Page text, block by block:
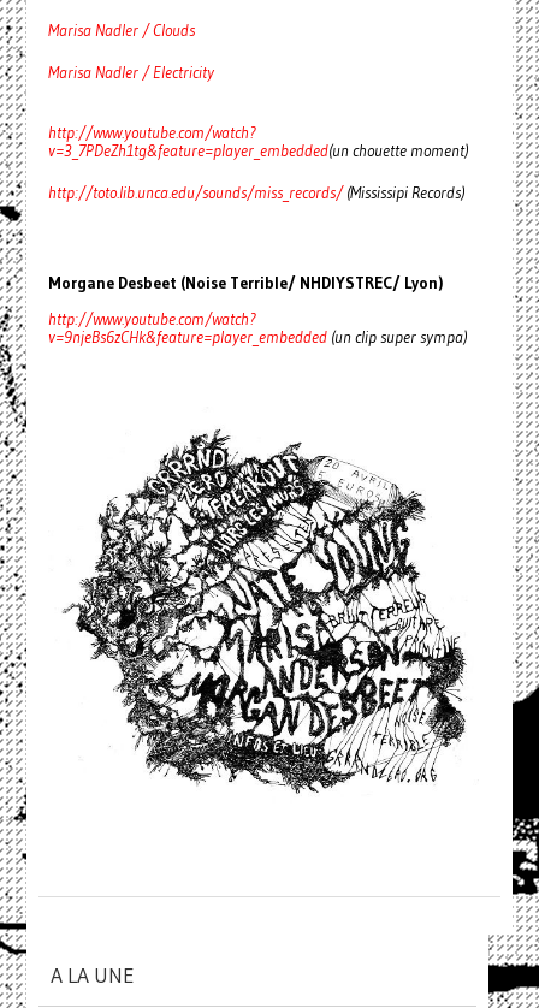
Marisa Nadler / Clouds
Marisa Nadler / Electricity
http://www.youtube.com/watch?
v=3_7PDeZh1tg&feature=player_embedded(un chouette moment)
http://toto.lib.unca.edu/sounds/miss_records/(Mississipi Records)
Morgane Desbeet (Noise Terrible/ NHDIYSTREC/ Lyon)
http://www.youtube.com/watch?
v=9njeBs6zCHk&feature=player_embedded(un clip super sympa)
A LA UNE